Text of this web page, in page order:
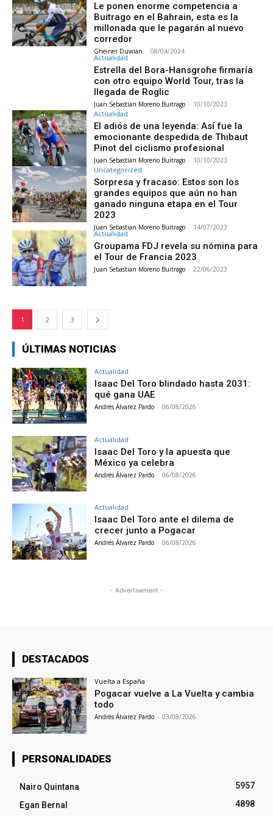
Le ponen enorme competencia a
Buitrago en el Bahrain, esta es la
millonada que le pagarán al nuevo
corredor
Gheiner Duwian - 08/04/2024
Actualidad
Estrella del Bora-Hansgrohe firmaría
con otro equipo World Tour, tras la
llegada de Roglic
Juan Sebastian Moreno Buitrago - 10/10/2023
Actualidad
El adiós de una leyenda: Así fue la
emocionante despedida de Thibaut
Pinot del ciclismo profesional
Juan Sebastian Moreno Buitrago - 10/10/2023
Uncategorized
Sorpresa y fracaso: Estos son los
grandes equipos que aún no han
ganado ninguna etapa en el Tour
2023
Juan Sebastian Moreno Buitrago - 14/07/2023
Actualidad
Groupama FDJ revela su nómina para
el Tour de Francia 2023
Juan Sebastian Moreno Buitrago - 22/06/2023
1 2 3
ÚLTIMAS NOTICIAS
Actualidad
Isaac Del Toro blindado hasta 2031:
qué gana UAE
Andrés Álvarez Pardo - 06/08/2026
Actualidad
Isaac Del Toro y la apuesta que
México ya celebra
Andrés Álvarez Pardo - 06/08/2026
Actualidad
Isaac Del Toro ante el dilema de
crecer junto a Pogacar
Andrés Álvarez Pardo - 06/08/2026
- Advertisement -
DESTACADOS
Vuelta a España
Pogacar vuelve a La Vuelta y cambia
todo
Andrés Álvarez Pardo - 03/08/2026
PERSONALIDADES
Nairo Quintana
5957
Egan Bernal
4898